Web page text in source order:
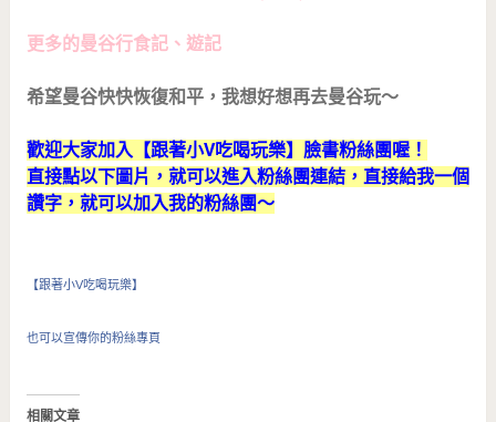
更多的曼谷行食記、遊記
希望曼谷快快恢復和平，我想好想再去曼谷玩～
歡迎大家加入【跟著小V吃喝玩樂】臉書粉絲團喔！
直接點以下圖片，就可以進入粉絲團連結，直接給我一個
讚字，就可以加入我的粉絲團～
【跟著小V吃喝玩樂】
也可以宣傳你的粉絲專頁
相關文章